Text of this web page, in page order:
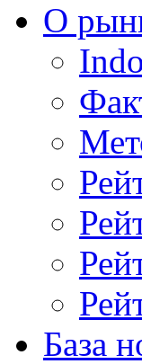
О
База